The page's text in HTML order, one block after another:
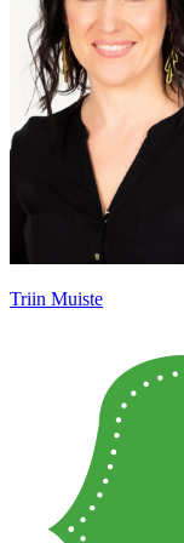
Triin Muiste